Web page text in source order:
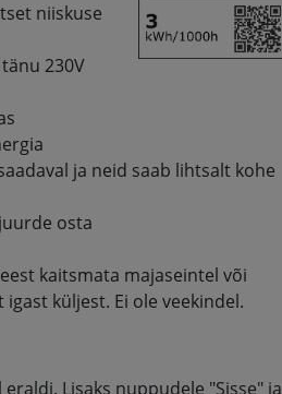
niiskuse
230V
ja neid saab lihtsalt kohe
osta
kaitsmata majaseintel või
küljest. Ei ole veekindel.
Lisaks nuppudele "Sisse" ja